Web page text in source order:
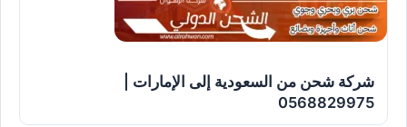
شركة شحن من السعودية إلى الإمارات |
0568829975